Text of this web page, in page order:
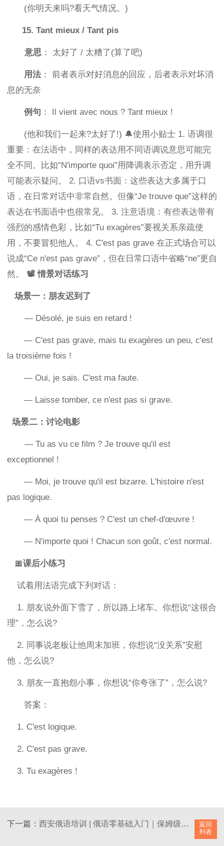
(你明天来吗?看天气情况。)
15. Tant mieux / Tant pis
意思 ： 太好了 / 太糟了(算了吧)
用法 ： 前者表示对好消息的回应，后者表示对坏消
息的无奈
例句 ： Il vient avec nous ? Tant mieux !
(他和我们一起来?太好了!) 🔔使用小贴士 1. 语调很
重要：在法语中，同样的表达用不同语调说意思可能完
全不同。比如“N'importe quoi”用降调表示否定，用升调
可能表示疑问。 2. 口语vs书面：这些表达大多属于口
语，在日常对话中非常自然。但像“Je trouve que”这样的
表达在书面语中也很常见。 3. 注意语境：有些表达带有
强烈的感情色彩，比如“Tu exagères”要视关系亲疏使
用，不要冒犯他人。 4. C'est pas grave 在正式场合可以
说成“Ce n'est pas grave”，但在日常口语中省略“ne”更自
然。 📽 情景对话练习
场景一：朋友迟到了
— Désolé, je suis en retard !
— C'est pas grave, mais tu exagères un peu, c'est
la troisième fois !
— Oui, je sais. C'est ma faute.
— Laisse tomber, ce n'est pas si grave.
场景二：讨论电影
— Tu as vu ce film ? Je trouve qu'il est
exceptionnel !
— Moi, je trouve qu'il est bizarre. L'histoire n'est
pas logique.
— À quoi tu penses ? C'est un chef-d'œuvre !
— N'importe quoi ! Chacun son goût, c'est normal.
🎀课后小练习
试着用法语完成下列对话：
1. 朋友说外面下雪了，所以路上堵车。你想说“这很合
理”，怎么说?
2. 同事说老板让他周末加班，你想说“没关系”安慰
他，怎么说?
3. 朋友一直抱怨小事，你想说“你夸张了”，怎么说?
答案：
1. C'est logique.
2. C'est pas grave.
3. Tu exagères !
返回
列表
下一篇： 西安俄语培训 | 俄语零基础入门｜保姆级学习规划，从字母到日常交流，新手直接抄作业！